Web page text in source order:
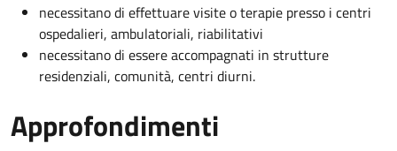
necessitano di effettuare visite o terapie presso i centri
ospedalieri, ambulatoriali, riabilitativi
necessitano di essere accompagnati in strutture
residenziali, comunità, centri diurni.
Approfondimenti